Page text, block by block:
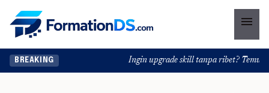
menu
BREAKING Ingin upgrade skill tanpa ribet? Temukan